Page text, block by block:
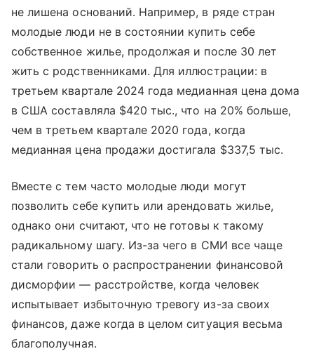
не лишена оснований. Например, в ряде стран
молодые люди не в состоянии купить себе
собственное жилье, продолжая и после 30 лет
жить с родственниками. Для иллюстрации: в
третьем квартале 2024 года медианная цена дома
в США составляла $420 тыс., что на 20% больше,
чем в третьем квартале 2020 года, когда
медианная цена продажи достигала $337,5 тыс.
Вместе с тем часто молодые люди могут
позволить себе купить или арендовать жилье,
однако они считают, что не готовы к такому
радикальному шагу. Из-за чего в СМИ все чаще
стали говорить о распространении финансовой
дисморфии — расстройстве, когда человек
испытывает избыточную тревогу из-за своих
финансов, даже когда в целом ситуация весьма
благополучная.